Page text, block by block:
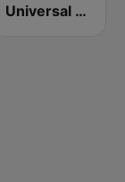
Universal RAP